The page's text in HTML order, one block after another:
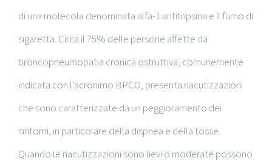
di una molecola denominata alfa-1 antitripsina e il fumo di
sigaretta. Circa il 75% delle persone affette da
broncopneumopatia cronica ostruttiva, comunemente
indicata con l’acronimo BPCO, presenta riacutizzazioni
che sono caratterizzate da un peggioramento dei
sintomi, in particolare della dispnea e della tosse.
Quando le riacutizzazioni sono lievi o moderate possono